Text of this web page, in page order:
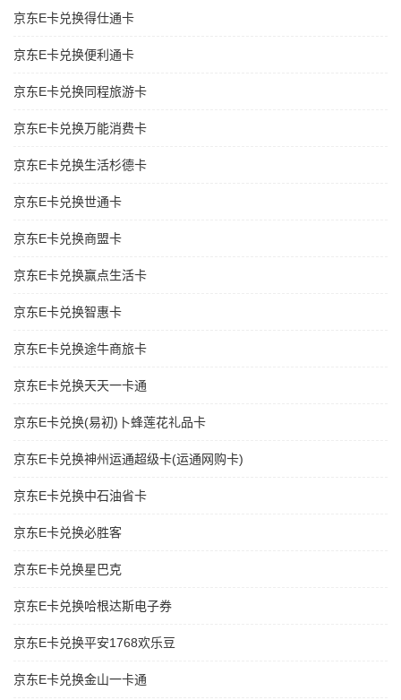
京东E卡兑换得仕通卡
京东E卡兑换便利通卡
京东E卡兑换同程旅游卡
京东E卡兑换万能消费卡
京东E卡兑换生活杉德卡
京东E卡兑换世通卡
京东E卡兑换商盟卡
京东E卡兑换赢点生活卡
京东E卡兑换智惠卡
京东E卡兑换途牛商旅卡
京东E卡兑换天天一卡通
京东E卡兑换(易初)卜蜂莲花礼品卡
京东E卡兑换神州运通超级卡(运通网购卡)
京东E卡兑换中石油省卡
京东E卡兑换必胜客
京东E卡兑换星巴克
京东E卡兑换哈根达斯电子券
京东E卡兑换平安1768欢乐豆
京东E卡兑换金山一卡通